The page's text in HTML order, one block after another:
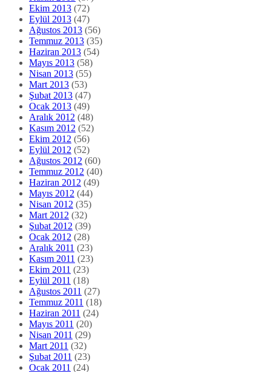
Ekim 2013 (72)
Eylül 2013 (47)
Ağustos 2013 (56)
Temmuz 2013 (35)
Haziran 2013 (54)
Mayıs 2013 (58)
Nisan 2013 (55)
Mart 2013 (53)
Şubat 2013 (47)
Ocak 2013 (49)
Aralık 2012 (48)
Kasım 2012 (52)
Ekim 2012 (56)
Eylül 2012 (52)
Ağustos 2012 (60)
Temmuz 2012 (40)
Haziran 2012 (49)
Mayıs 2012 (44)
Nisan 2012 (35)
Mart 2012 (32)
Şubat 2012 (39)
Ocak 2012 (28)
Aralık 2011 (23)
Kasım 2011 (23)
Ekim 2011 (23)
Eylül 2011 (18)
Ağustos 2011 (27)
Temmuz 2011 (18)
Haziran 2011 (24)
Mayıs 2011 (20)
Nisan 2011 (29)
Mart 2011 (32)
Şubat 2011 (23)
Ocak 2011 (24)